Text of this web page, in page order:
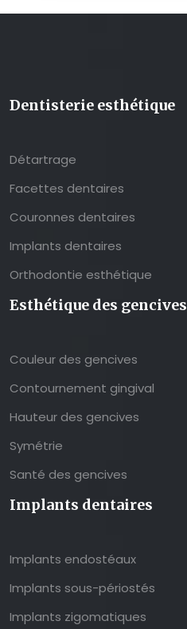
Dentisterie esthétique
Détartrage
Facettes dentaires
Couronnes dentaires
Implants dentaires
Orthodontie esthétique
Esthétique des gencives
Couleur des gencives
Contournement gingival
Hauteur des gencives
Symétrie
Santé des gencives
Implants dentaires
Implants endostéaux
Implants sous-périostés
Implants zigomatiques